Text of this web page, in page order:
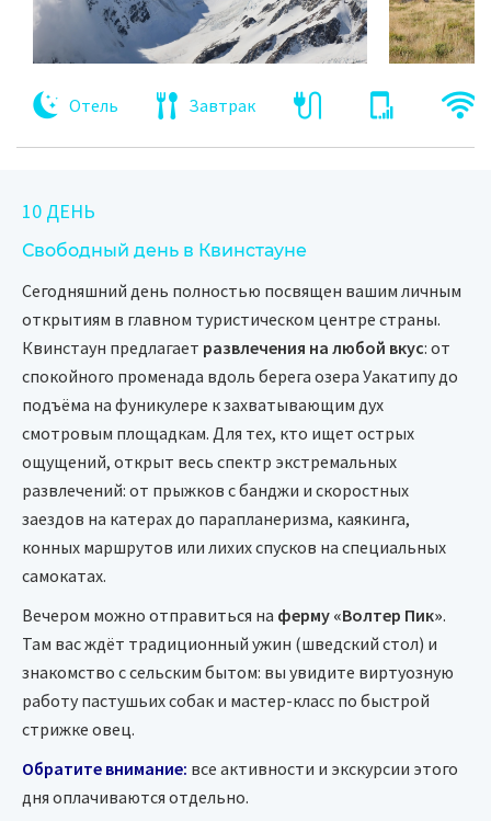
Отель Завтрак
10 ДЕНЬ
Свободный день в Квинстауне
Сегодняшний день полностью посвящен вашим личным
открытиям в главном туристическом центре страны.
Квинстаун предлагает развлечения на любой вкус: от
спокойного променада вдоль берега озера Уакатипу до
подъёма на фуникулере к захватывающим дух
смотровым площадкам. Для тех, кто ищет острых
ощущений, открыт весь спектр экстремальных
развлечений: от прыжков с банджи и скоростных
заездов на катерах до парапланеризма, каякинга,
конных маршрутов или лихих спусков на специальных
самокатах.
Вечером можно отправиться на ферму «Волтер Пик».
Там вас ждёт традиционный ужин (шведский стол) и
знакомство с сельским бытом: вы увидите виртуозную
работу пастушьих собак и мастер-класс по быстрой
стрижке овец.
Обратите внимание: все активности и экскурсии этого
дня оплачиваются отдельно.